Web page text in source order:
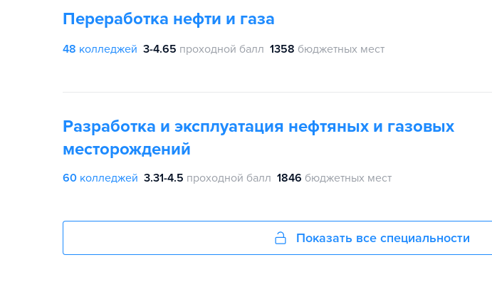
Переработка нефти и газа
48 колледжей 3-4.65 проходной балл 1358 бюджетных мест
Разработка и эксплуатация нефтяных и газовых
месторождений
60 колледжей 3.31-4.5 проходной балл 1846 бюджетных мест
Показать все специальности